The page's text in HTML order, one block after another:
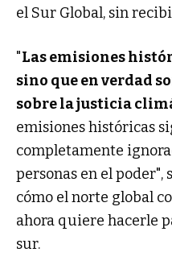
el Sur Global, sin
"Las emisiones
sino que en verdad
sobre la justicia
emisiones históricas
completamente
personas en el poder",
cómo el norte global
ahora quiere hacerle
sur.